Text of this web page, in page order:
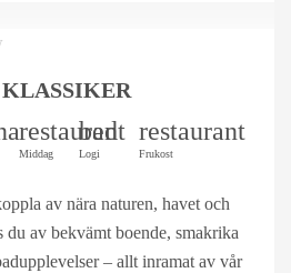
restaurant
Middag
bed
Logi
restaurant
Frukost
av nära naturen, havet och
av bekvämt boende, smakrika
– allt inramat av vår